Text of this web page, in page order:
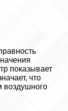
показывает
что
воздушного